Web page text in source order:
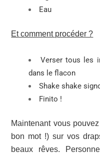
Eau
Et comment procéder ?
Verser tous les
dans le flacon
Shake shake
Finito !
Maintenant vous
bon mot !) sur vos
beaux rêves.